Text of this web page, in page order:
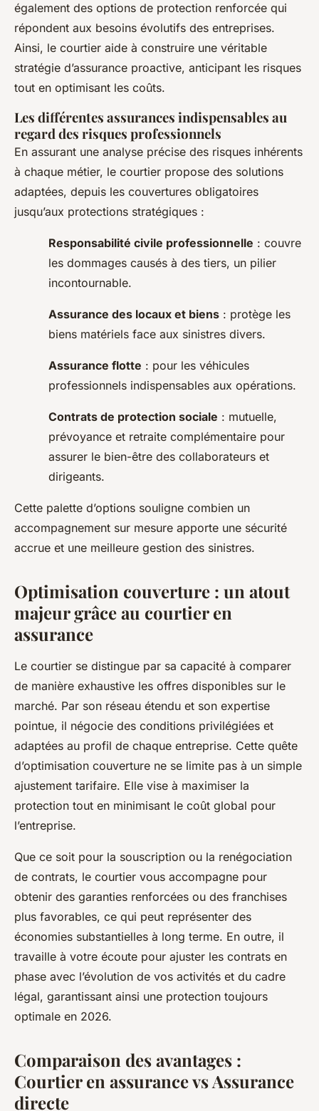
également des options de protection renforcée qui
répondent aux besoins évolutifs des entreprises.
Ainsi, le courtier aide à construire une véritable
stratégie d’assurance proactive, anticipant les risques
tout en optimisant les coûts.
Les différentes assurances indispensables au
regard des risques professionnels
En assurant une analyse précise des risques inhérents
à chaque métier, le courtier propose des solutions
adaptées, depuis les couvertures obligatoires
jusqu’aux protections stratégiques :
Responsabilité civile professionnelle : couvre
les dommages causés à des tiers, un pilier
incontournable.
Assurance des locaux et biens : protège les
biens matériels face aux sinistres divers.
Assurance flotte : pour les véhicules
professionnels indispensables aux opérations.
Contrats de protection sociale : mutuelle,
prévoyance et retraite complémentaire pour
assurer le bien-être des collaborateurs et
dirigeants.
Cette palette d’options souligne combien un
accompagnement sur mesure apporte une sécurité
accrue et une meilleure gestion des sinistres.
Optimisation couverture : un atout
majeur grâce au courtier en
assurance
Le courtier se distingue par sa capacité à comparer
de manière exhaustive les offres disponibles sur le
marché. Par son réseau étendu et son expertise
pointue, il négocie des conditions privilégiées et
adaptées au profil de chaque entreprise. Cette quête
d’optimisation couverture ne se limite pas à un simple
ajustement tarifaire. Elle vise à maximiser la
protection tout en minimisant le coût global pour
l’entreprise.
Que ce soit pour la souscription ou la renégociation
de contrats, le courtier vous accompagne pour
obtenir des garanties renforcées ou des franchises
plus favorables, ce qui peut représenter des
économies substantielles à long terme. En outre, il
travaille à votre écoute pour ajuster les contrats en
phase avec l’évolution de vos activités et du cadre
légal, garantissant ainsi une protection toujours
optimale en 2026.
Comparaison des avantages :
Courtier en assurance vs Assurance
directe